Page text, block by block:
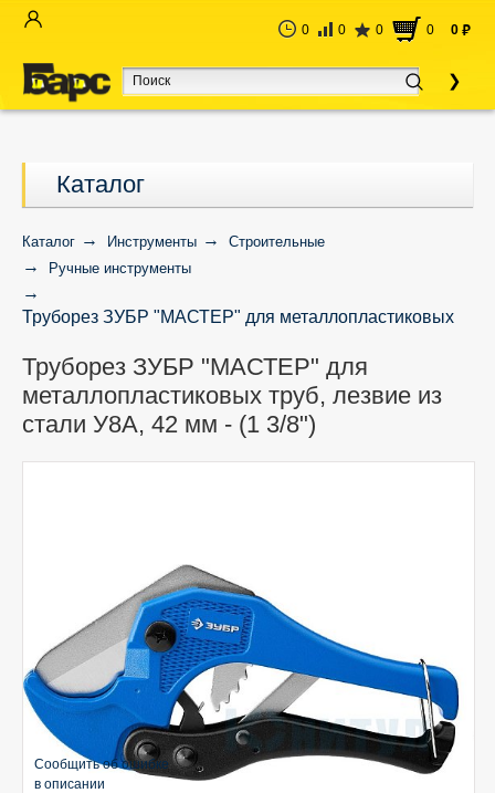
0 0 0 0 0 руб
Каталог
Каталог Инструменты
Строительные
Ручные инструменты
Труборез ЗУБР "МАСТЕР" для металлопластиковых
Труборез ЗУБР "МАСТЕР" для
металлопластиковых труб, лезвие из
стали У8А, 42 мм - (1 3/8")
Сообщить об ошибке
в описании